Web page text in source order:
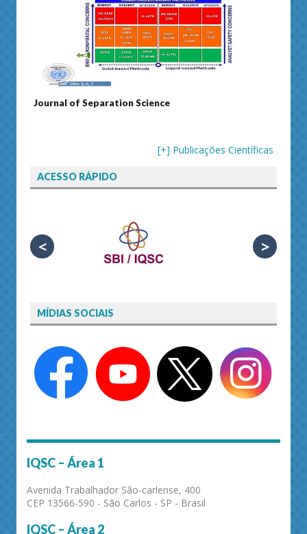
Journal of Separation Science
[+] Publicações Científicas
ACESSO RÁPIDO
< >
MÍDIAS SOCIAIS
IQSC – Área 1
Avenida Trabalhador São-carlense, 400
CEP 13566-590 - São Carlos - SP - Brasil
IQSC – Área 2